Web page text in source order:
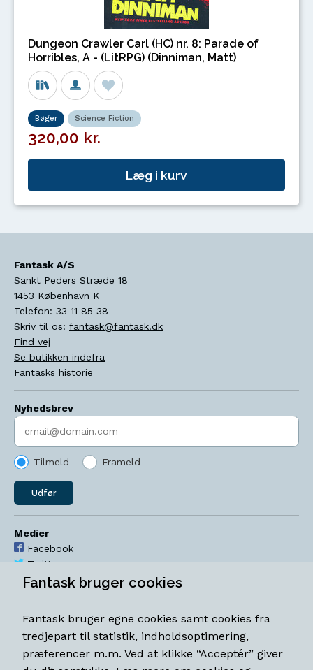
Dungeon Crawler Carl (HC) nr. 8: Parade of
Horribles, A - (LitRPG) (Dinniman, Matt)
Bøger Science Fiction
320,00 kr.
Læg i kurv
Fantask A/S
Sankt Peders Stræde 18
1453 København K
Telefon: 33 11 85 38
Skriv til os: fantask@fantask.dk
Find vej
Se butikken indefra
Fantasks historie
Nyhedsbrev
Indtast søgeord
Tilmeld Frameld
Udfør
Medier
Facebook
Twitter
YouTube
Åbningstider
Mandag-torsdag 11-18
Fredag 11-18.30
Fantask bruger cookies
Fantask bruger egne cookies samt cookies fra
tredjepart til statistik, indholdsoptimering,
præferencer m.m. Ved at klikke “Acceptér” giver